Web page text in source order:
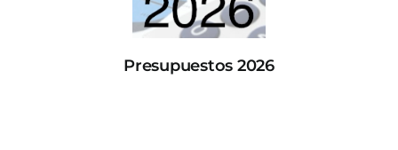
Presupuestos 2026